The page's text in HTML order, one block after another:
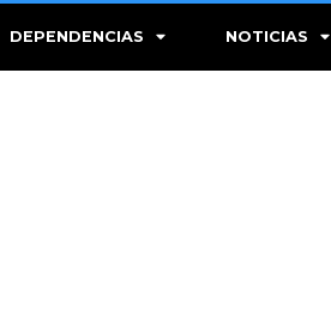
DEPENDENCIAS NOTICIAS